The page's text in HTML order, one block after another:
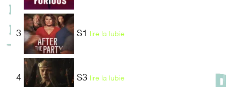
3 S1 lire la lubie
4 S3 lire la lubie